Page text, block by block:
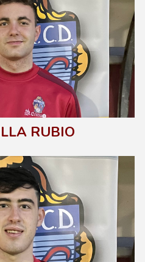
RUBIO